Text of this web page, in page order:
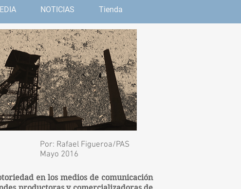
NOTICIAS Tienda
Por: Rafael Figueroa/PAS
Mayo 2016
en los medios de comunicación